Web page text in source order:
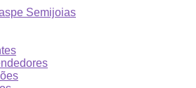
Semijoias